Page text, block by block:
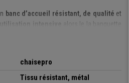
banc d’accueil résistant, de qualité et
utilisation intensive
alors le la banquette
vous faut. À noter que vous avez la
est également possible d’y ajouter une
comme vous le désirez.
chaisepro
Tissu résistant, métal